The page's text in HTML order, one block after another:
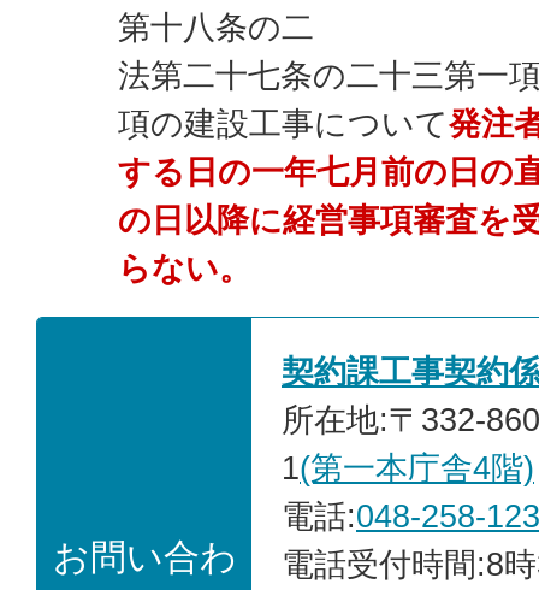
第十八条の二
法第二十七条の二十三第一
項の建設工事について発注
する日の一年七月前の日の
の日以降に経営事項審査を
らない。
お問い合わ
契約課工事契約
所在地:〒332-
1(第一本庁舎4階)
電話:048-258-
電話受付時間:8